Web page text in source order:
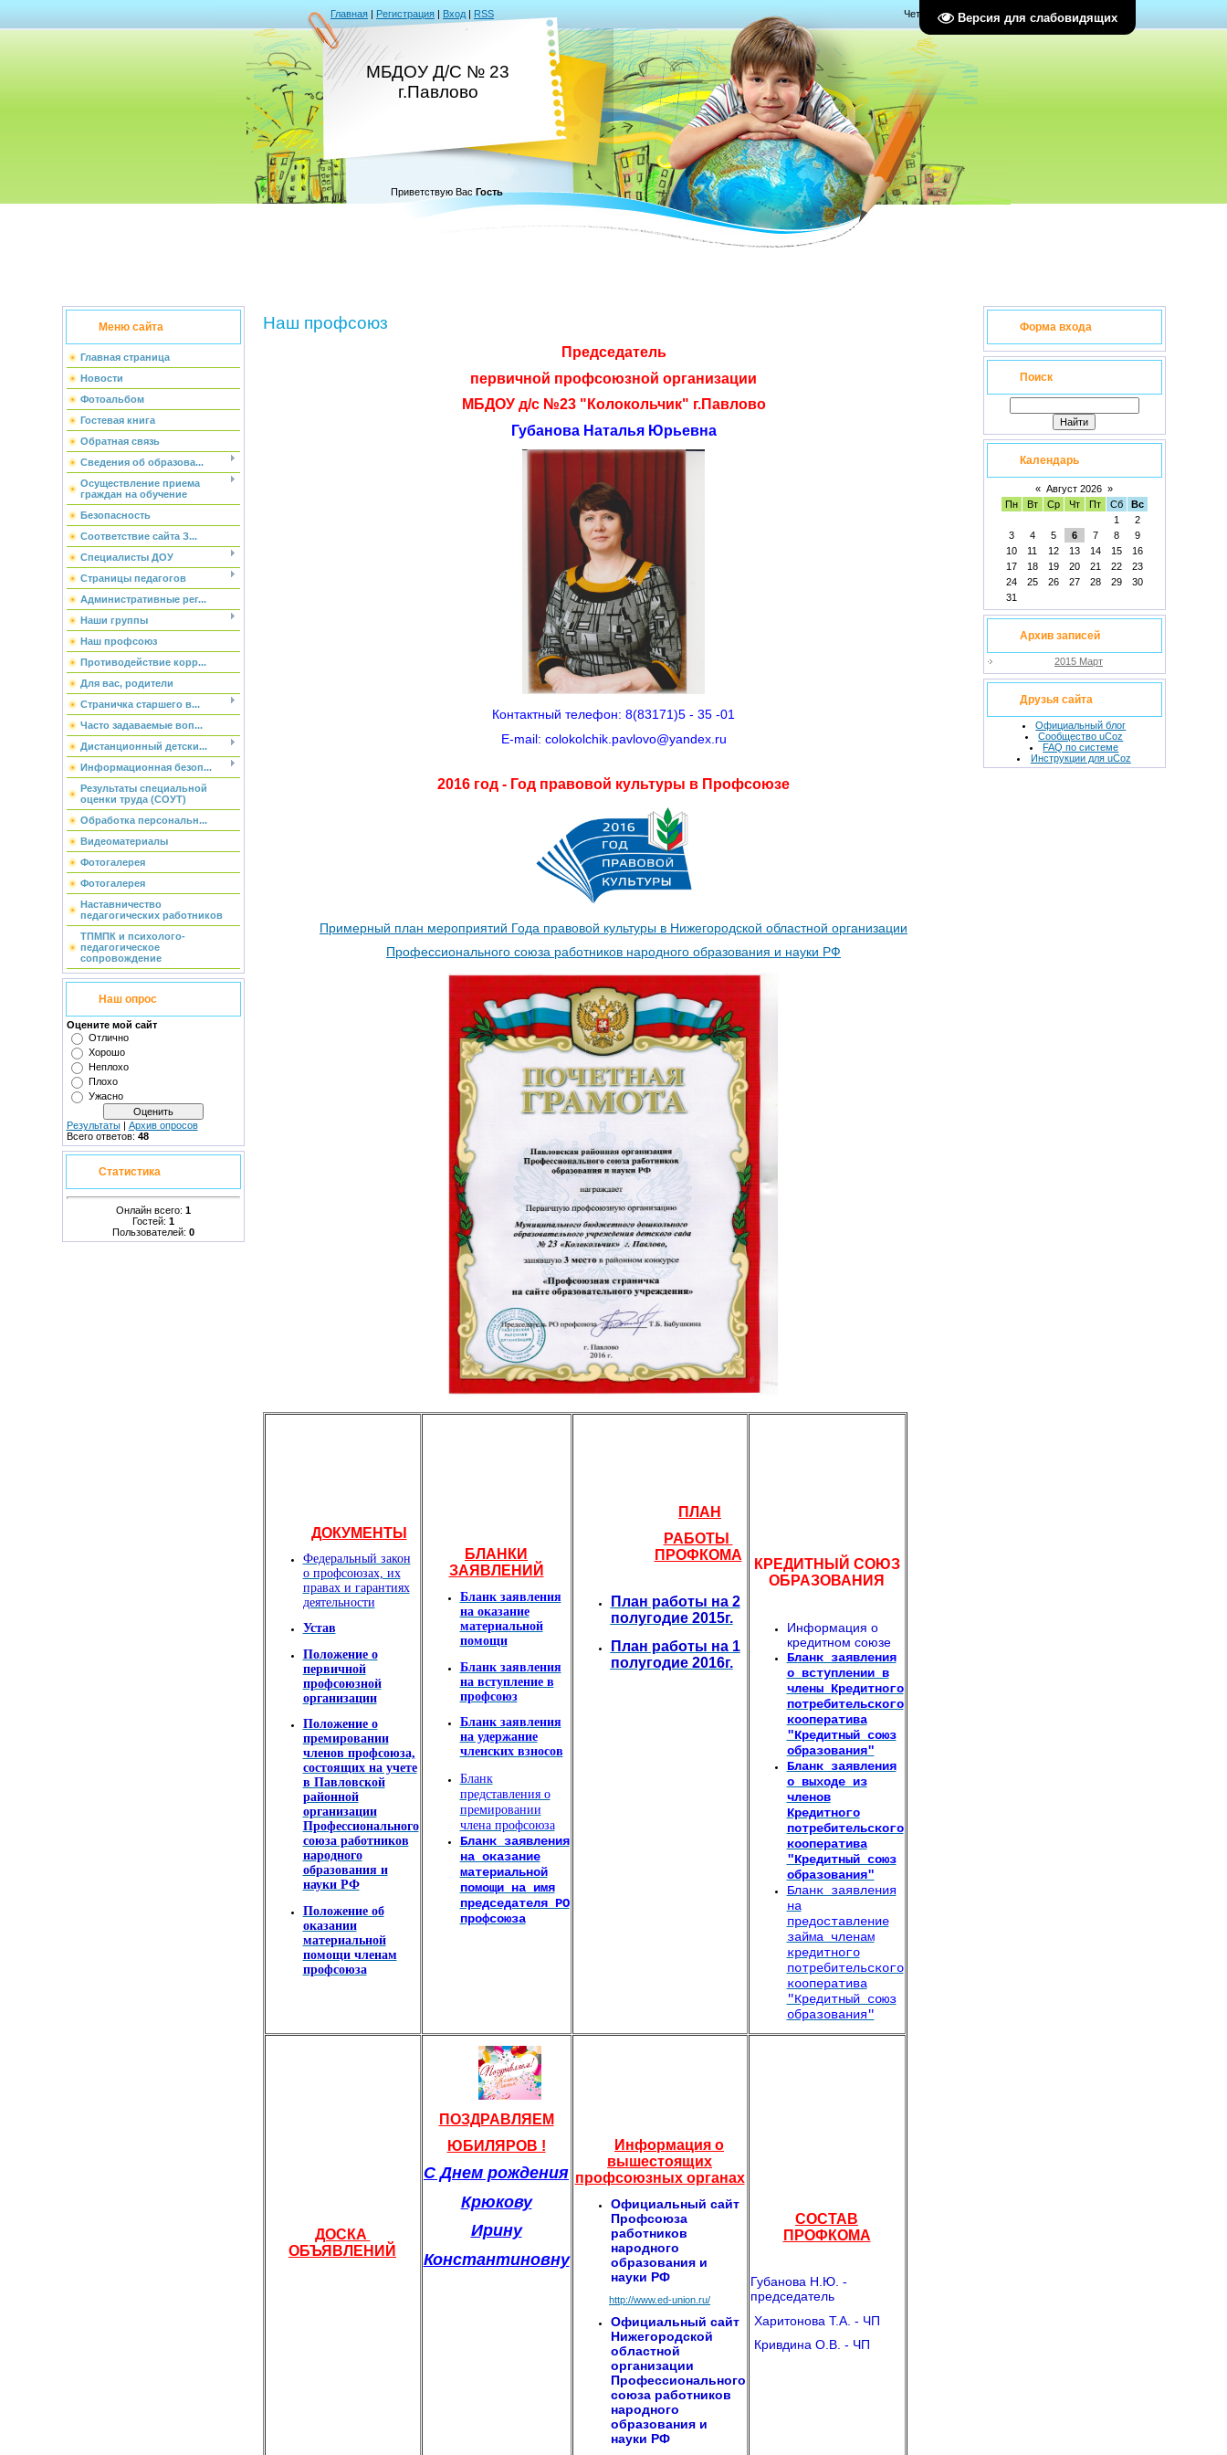
Версия для слабовидящих
Главная | Регистрация | Вход | RSS Четверг, 06.08.2026, 08:57
МБДОУ Д/С № 23
г.Павлово
Приветствую Вас Гость
Меню сайта
Главная страница
Новости
Фотоальбом
Гостевая книга
Обратная связь
Сведения об образова...
Осуществление приема
граждан на обучение
Безопасность
Соответствие сайта З...
Специалисты ДОУ
Страницы педагогов
Административные рег...
Наши группы
Наш профсоюз
Противодействие корр...
Для вас, родители
Страничка старшего в...
Часто задаваемые воп...
Дистанционный детски...
Информационная безоп...
Результаты специальной
оценки труда (СОУТ)
Обработка персональн...
Видеоматериалы
Фотогалерея
Фотогалерея
Наставничество
педагогических работников
ТПМПК и психолого-
педагогическое
сопровождение
Наш опрос
Оцените мой сайт
Отлично
Хорошо
Неплохо
Плохо
Ужасно
Результаты| Архив опросов
Всего ответов: 48
Статистика
Онлайн всего: 1
Гостей: 1
Пользователей: 0
Наш профсоюз
Председатель
первичной профсоюзной организации
МБДОУ д/с №23 "Колокольчик" г.Павлово
Губанова Наталья Юрьевна
Контактный телефон: 8(83171)5 - 35 -01
E-mail: colokolchik.pavlovo@yandex.ru
2016 год - Год правовой культуры в Профсоюзе
Примерный план мероприятий Года правовой культуры в Нижегородской областной организации
Профессионального союза работников народного образования и науки РФ
ДОКУМЕНТЫ
Федеральный закон
о профсоюзах, их
правах и гарантиях
деятельности
Устав
Положение о
первичной
профсоюзной
организации
Положение о
премировании
членов профсоюза,
состоящих на учете
в Павловской
районной
организации
Профессионального
союза работников
народного
образования и
науки РФ
Положение об
оказании
материальной
помощи членам
профсоюза
БЛАНКИ
ЗАЯВЛЕНИЙ
Бланк заявления
на оказание
материальной
помощи
Бланк заявления
на вступление в
профсоюз
Бланк заявления
на удержание
членских взносов
Бланк
представления о
премировании
члена профсоюза
Бланк заявления
на оказание
материальной
помощи на имя
председателя РО
профсоюза
ПЛАН
РАБОТЫ
ПРОФКОМА
План работы на 2
полугодие 2015г.
План работы на 1
полугодие 2016г.
КРЕДИТНЫЙ СОЮЗ
ОБРАЗОВАНИЯ
Информация о
кредитном союзе
Бланк заявления
о вступлении в
члены Кредитного
потребительского
кооператива
"Кредитный союз
образования"
Бланк заявления
о выходе из
членов
Кредитного
потребительского
кооператива
"Кредитный союз
образования"
Бланк заявления
на
предоставление
займа членам
кредитного
потребительского
кооператива
"Кредитный союз
образования"
ДОСКА
ОБЪЯВЛЕНИЙ
ПОЗДРАВЛЯЕМ
ЮБИЛЯРОВ !
С Днем рождения
Крюкову
Ирину
Константиновну
Информация о
вышестоящих
профсоюзных органах
Официальный сайт
Профсоюза
работников
народного
образования и
науки РФ
http://www.ed-union.ru/
Официальный сайт
Нижегородской
областной
организации
Профессионального
союза работников
народного
образования и
науки РФ
СОСТАВ
ПРОФКОМА
Губанова Н.Ю. -
председатель
Харитонова Т.А. - ЧП
Кривдина О.В. - ЧП
Форма входа
Поиск
Календарь
« Август 2026 »
Пн
Вт Ср Чт Пт Сб
Вс
1
2
3
4 5 6 7 8
9
10
11 12 13 14 15
16
17
18 19 20 21 22
23
24
25 26 27 28 29
30
31
Архив записей
2015 Март
Друзья сайта
Официальный блог
Сообщество uCoz
FAQ по системе
Инструкции для uCoz